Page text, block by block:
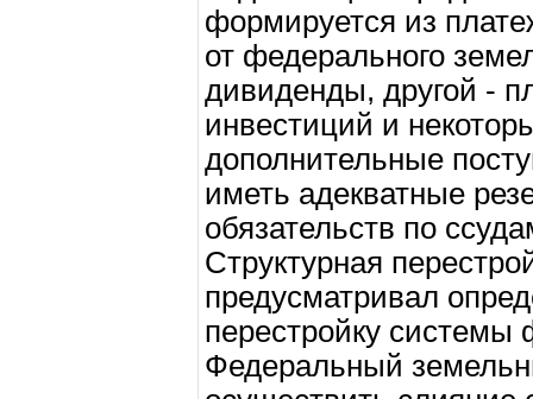
формируется из
от федерального
дивиденды, другой -
инвестиций и
дополнительные
иметь адекватные
обязательств по
Структурная
предусматривал
перестройку системы
Федеральный